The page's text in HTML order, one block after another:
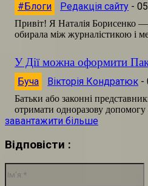
#Блоги Редакція сайту -
Привіт! Я Наталія Борисенко —
обирала між журналістикою і
У Дії можна оформити
Буча Вікторія Кондратюк -
Батьки або законні
отримати одноразову допомогу
завантажити більше
Відповісти :